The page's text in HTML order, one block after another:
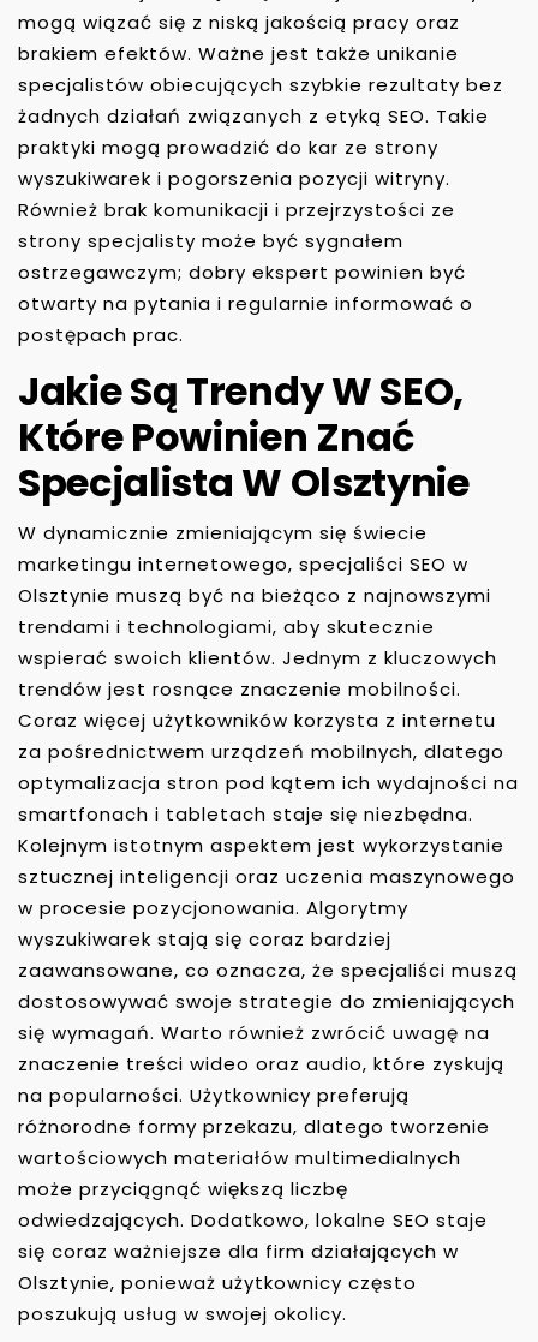
mogą wiązać się z niską jakością pracy oraz
brakiem efektów. Ważne jest także unikanie
specjalistów obiecujących szybkie rezultaty bez
żadnych działań związanych z etyką SEO. Takie
praktyki mogą prowadzić do kar ze strony
wyszukiwarek i pogorszenia pozycji witryny.
Również brak komunikacji i przejrzystości ze
strony specjalisty może być sygnałem
ostrzegawczym; dobry ekspert powinien być
otwarty na pytania i regularnie informować o
postępach prac.
Jakie Są Trendy W SEO,
Które Powinien Znać
Specjalista W Olsztynie
W dynamicznie zmieniającym się świecie
marketingu internetowego, specjaliści SEO w
Olsztynie muszą być na bieżąco z najnowszymi
trendami i technologiami, aby skutecznie
wspierać swoich klientów. Jednym z kluczowych
trendów jest rosnące znaczenie mobilności.
Coraz więcej użytkowników korzysta z internetu
za pośrednictwem urządzeń mobilnych, dlatego
optymalizacja stron pod kątem ich wydajności na
smartfonach i tabletach staje się niezbędna.
Kolejnym istotnym aspektem jest wykorzystanie
sztucznej inteligencji oraz uczenia maszynowego
w procesie pozycjonowania. Algorytmy
wyszukiwarek stają się coraz bardziej
zaawansowane, co oznacza, że specjaliści muszą
dostosowywać swoje strategie do zmieniających
się wymagań. Warto również zwrócić uwagę na
znaczenie treści wideo oraz audio, które zyskują
na popularności. Użytkownicy preferują
różnorodne formy przekazu, dlatego tworzenie
wartościowych materiałów multimedialnych
może przyciągnąć większą liczbę
odwiedzających. Dodatkowo, lokalne SEO staje
się coraz ważniejsze dla firm działających w
Olsztynie, ponieważ użytkownicy często
poszukują usług w swojej okolicy.